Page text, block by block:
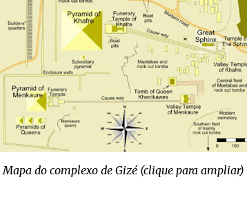
Mapa do complexo de Gizé (clique para ampliar)